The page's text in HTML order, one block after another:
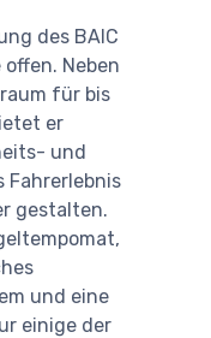
des BAIC
Neben
für bis
er
und
Fahrerlebnis
gestalten.
und eine
einige der